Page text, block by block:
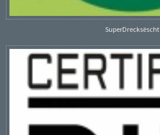
SuperDrecksëscht